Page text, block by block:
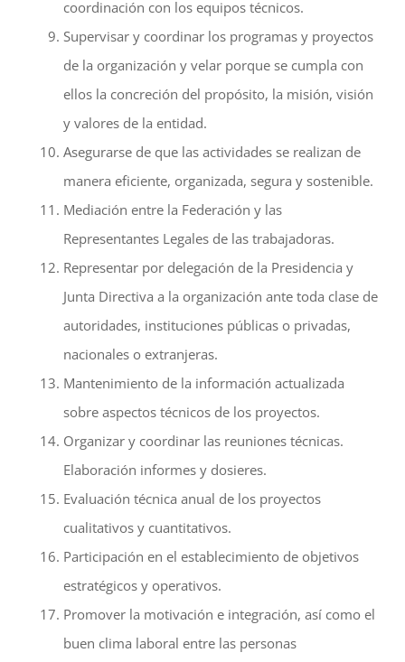
coordinación con los equipos técnicos.
Supervisar y coordinar los programas y proyectos
de la organización y velar porque se cumpla con
ellos la concreción del propósito, la misión, visión
y valores de la entidad.
Asegurarse de que las actividades se realizan de
manera eficiente, organizada, segura y sostenible.
Mediación entre la Federación y las
Representantes Legales de las trabajadoras.
Representar por delegación de la Presidencia y
Junta Directiva a la organización ante toda clase de
autoridades, instituciones públicas o privadas,
nacionales o extranjeras.
Mantenimiento de la información actualizada
sobre aspectos técnicos de los proyectos.
Organizar y coordinar las reuniones técnicas.
Elaboración informes y dosieres.
Evaluación técnica anual de los proyectos
cualitativos y cuantitativos.
Participación en el establecimiento de objetivos
estratégicos y operativos.
Promover la motivación e integración, así como el
buen clima laboral entre las personas